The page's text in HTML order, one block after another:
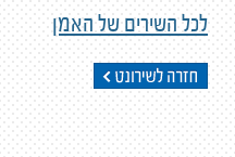
לכל השירים של האמן